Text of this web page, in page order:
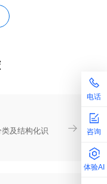
及结构化识
电话
咨询
体验AI